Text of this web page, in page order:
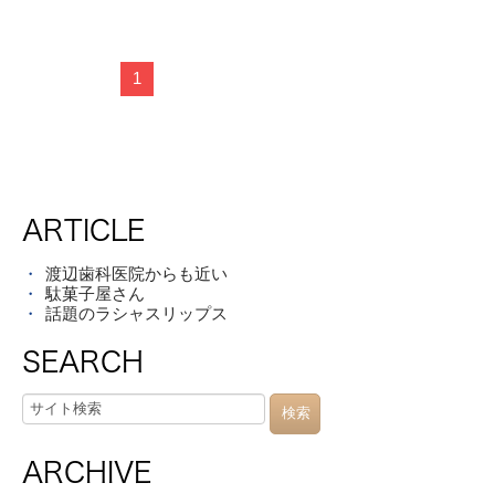
1
ARTICLE
渡辺歯科医院からも近い
駄菓子屋さん
話題のラシャスリップス
SEARCH
ARCHIVE